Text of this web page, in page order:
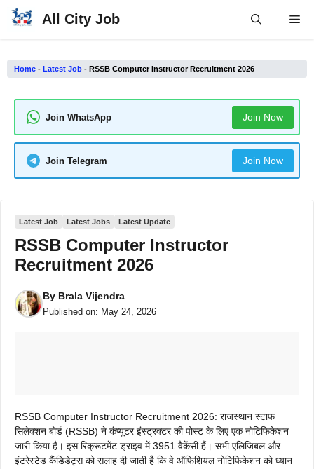
Skip
All City Job
Home - Latest Job - RSSB Computer Instructor Recruitment 2026
Join WhatsApp Join Now
Join Telegram Join Now
Latest Job Latest Jobs Latest Update
RSSB Computer Instructor
Recruitment 2026
By Brala Vijendra
Published on: May 24, 2026
RSSB Computer Instructor Recruitment 2026: राजस्थान स्टाफ
सिलेक्शन बोर्ड (RSSB) ने कंप्यूटर इंस्ट्रक्टर की पोस्ट के लिए एक नोटिफिकेशन
जारी किया है। इस रिक्रूटमेंट ड्राइव में 3951 वैकेंसी हैं। सभी एलिजिबल और
इंटरेस्टेड कैंडिडेट्स को सलाह दी जाती है कि वे ऑफिशियल नोटिफिकेशन को ध्यान